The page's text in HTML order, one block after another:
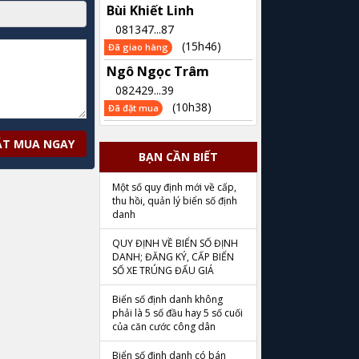
MUA NGAY
Bùi Khiết Linh
081347...87
Đã giao hàng (15h46)
Ngô Ngọc Trâm
082429...39
Đã đặt mua (10h38)
BẠN CẦN BIẾT
Một số quy định mới về cấp,
thu hồi, quản lý biển số định
danh
QUY ĐỊNH VỀ BIỂN SỐ ĐỊNH
DANH; ĐĂNG KÝ, CẤP BIỂN
SỐ XE TRÚNG ĐẤU GIÁ
Biển số định danh không
phải là 5 số đầu hay 5 số cuối
của căn cước công dân
Biển số định danh có bán